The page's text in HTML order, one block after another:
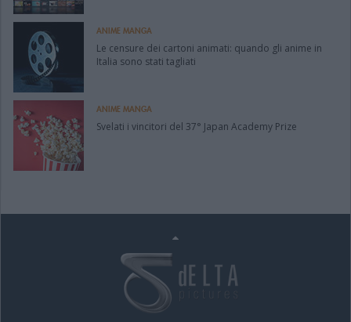
ANIME MANGA
Le censure dei cartoni animati: quando gli anime in
Italia sono stati tagliati
ANIME MANGA
Svelati i vincitori del 37° Japan Academy Prize